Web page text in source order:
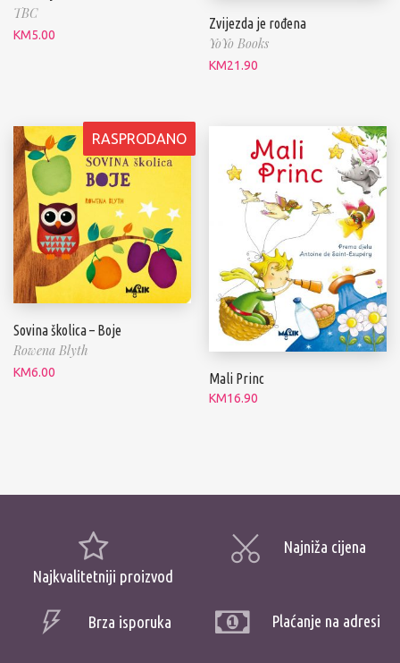
TBC
KM5.00
Zvijezda je rođena
YoYo Books
KM21.90
RASPRODANO
Sovina školica – Boje
Rowena Blyth
KM6.00 Mali Princ
KM16.90
Najkvalitetniji proizvod
Najniža cijena
Brza isporuka Plaćanje na adresi